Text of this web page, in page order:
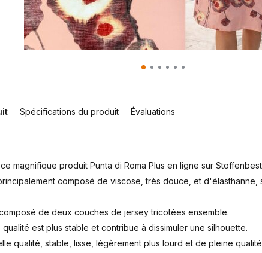
Spécifications du produit Évaluations
magnifique produit Punta di Roma Plus en ligne sur
composé de viscose, très douce, et d'élasthanne,
de deux couches de jersey tricotées ensemble.
est plus stable et contribue à dissimuler une silhouette.
qualité, stable, lisse, légèrement plus lourd et de pleine